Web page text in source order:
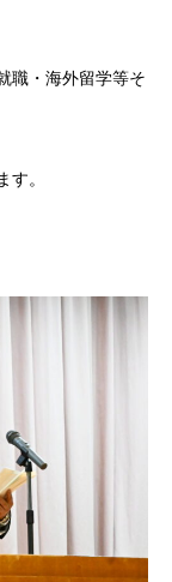
職・海外留学等そ
。